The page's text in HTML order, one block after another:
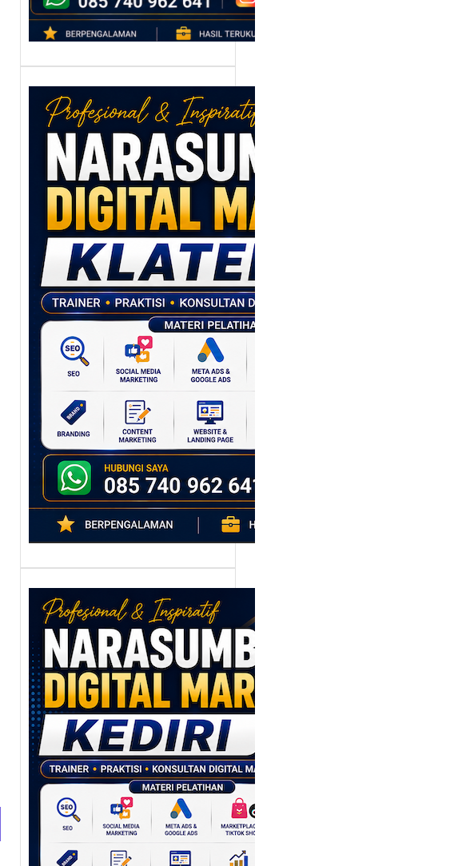
Narasumber
Digital Marketing
Klaten: Membantu
UMKM dan SDM
Lokal Naik Kelas
Melalui Strategi
Digital
Setiap daerah memiliki
potensi ekonomi yang
berbeda, dan Klaten
adalah…
Narasumber
Digital Marketing
Kediri: Membangun
Strategi
Pemasaran
Berbasis Data
untuk Bisnis yang
Bertumbuh
Digital marketing telah
mengubah cara bisnis